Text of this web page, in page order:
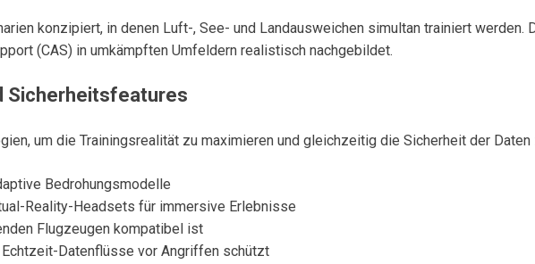
konzipiert, in denen Luft-, See- und Landausweichen simultan trainiert werden.
(CAS) in umkämpften Umfeldern realistisch nachgebildet.
Sicherheitsfeatures
um die Trainingsrealität zu maximieren und gleichzeitig die Sicherheit der
Bedrohungsmodelle
Reality-Headsets für immersive Erlebnisse
Flugzeugen kompatibel ist
Datenflüsse vor Angriffen schützt